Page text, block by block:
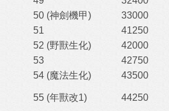
50 (神劍機甲)
33000
51
41250
52 (野獸生化)
42000
53
42750
54 (魔法生化)
43500
55 (年獸改1) 44250